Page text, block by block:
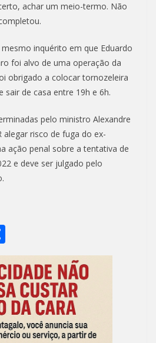
achar um meio-termo. Não
inquérito em que Eduardo
foi alvo de uma operação da
obrigado a colocar tornozeleira
sair de casa entre 19h e 6h.
pelo ministro Alexandre
alegar risco de fuga do ex-
ação penal sobre a tentativa de
e deve ser julgado pelo
h
ar
e